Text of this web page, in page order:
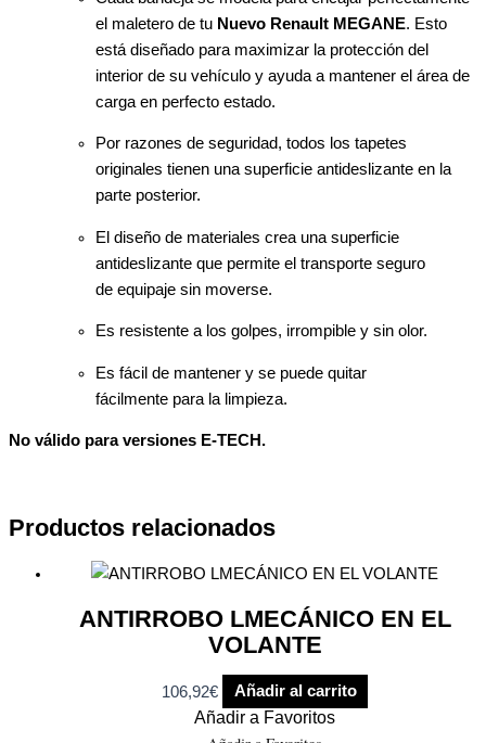
el maletero de tu Nuevo Renault MEGANE. Esto
está diseñado para maximizar la protección del
interior de su vehículo y ayuda a mantener el área de
carga en perfecto estado.
Por razones de seguridad, todos los tapetes
originales tienen una superficie antideslizante en la
parte posterior.
El diseño de materiales crea una superficie
antideslizante que permite el transporte seguro
de equipaje sin moverse.
Es resistente a los golpes, irrompible y sin olor.
Es fácil de mantener y se puede quitar
fácilmente para la limpieza.
No válido para versiones E-TECH.
Productos relacionados
ANTIRROBO LMECÁNICO EN EL
VOLANTE
106,92€ Añadir al carrito
Añadir a Favoritos